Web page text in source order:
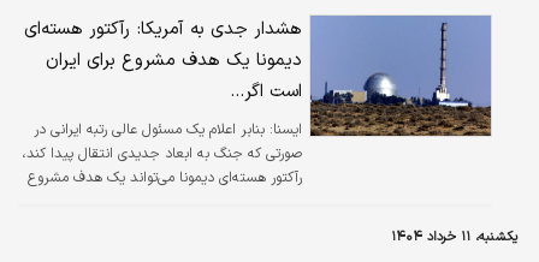
هشدار جدی به آمریکا: رآکتور هسته‌ای
دیمونا یک هدف مشروع برای ایران
است اگر...
ايسنا: بنابر اعلام یک مسئول عالی رتبه ایرانی در
صورتی که جنگ به ابعاد جدیدی انتقال پیدا کند،
رآکتور هسته‌ای دیمونا می‌تواند یک هدف مشروع
یکشنبه، ۱۱ خرداد ۱۴۰۴